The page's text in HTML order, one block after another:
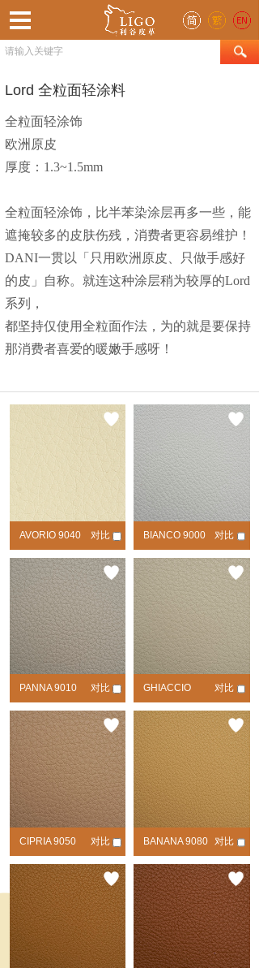
Lord 全粒面轻涂料
全粒面轻涂饰
欧洲原皮
厚度：1.3~1.5mm
全粒面轻涂饰，比半苯染涂层再多一些，能
遮掩较多的皮肤伤残，消费者更容易维护！
DANI一贯以「只用欧洲原皮、只做手感好
的皮」自称。就连这种涂层稍为较厚的Lord
系列，
都坚持仅使用全粒面作法，为的就是要保持
那消费者喜爱的暖嫩手感呀！
AVORIO 9040 对比 BIANCO 9000 对比
PANNA 9010 对比 GHIACCIO
9030
对比
CIPRIA 9050 对比 BANANA 9080 对比